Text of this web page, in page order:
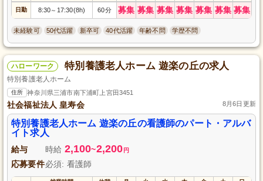
日勤 8:30～ 17:30(8h) 60分 募集 募集 募集 募集 募集 募集 募集
未経験可 50代活躍 新卒可 40代活躍 年齢不問 学歴不問
ハローワーク 特別養護老人ホーム 遊楽の丘の求人
特別養護老人ホーム
住所 神奈川県三浦市南下浦町上宮田3451
社会福祉法人 皇寿会 8月6日更新
特別養護老人ホーム 遊楽の丘の看護師のパート・アルバ
イト求人
給与 時給 2,100~2,200 円
応募要件必須: 看護師